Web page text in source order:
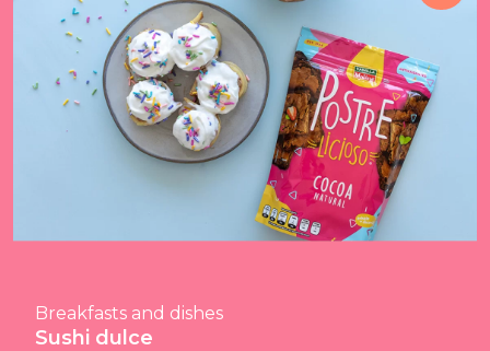
Breakfasts and dishes
Sushi dulce